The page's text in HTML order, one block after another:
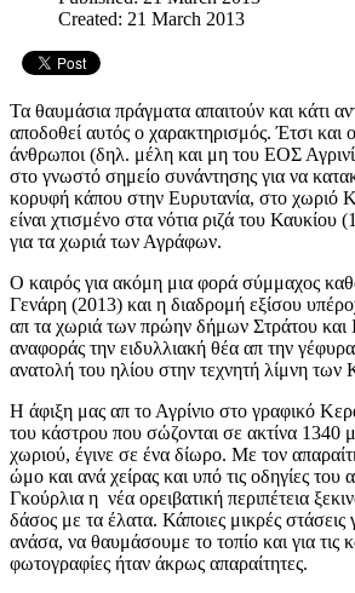
Created: 21 March 2013
Τα θαυμάσια πράγματα απαιτούν και κάτι
αποδοθεί αυτός ο χαρακτηρισμός. Έτσι και
άνθρωποι (δηλ. μέλη και μη του ΕΟΣ
στο γνωστό σημείο συνάντησης για να
κορυφή κάπου στην Ευρυτανία, στο χωριό
είναι χτισμένο στα νότια ριζά του
για τα χωριά των Αγράφων.
Ο καιρός για ακόμη μια φορά σύμμαχος
Γενάρη (2013) και η διαδρομή εξίσου
απ τα χωριά των πρώην δήμων Στράτου και
αναφοράς την ειδυλλιακή θέα απ την
ανατολή του ηλίου στην τεχνητή λίμνη
Η άφιξη μας απ το Αγρίνιο στο γραφικό
του κάστρου που σώζονται σε ακτίνα 1340
χωριού, έγινε σε ένα δίωρο. Με τον
ώμο και ανά χείρας και υπό τις οδηγίες
Γκούρλια η νέα ορειβατική περιπέτεια
δάσος με τα έλατα. Κάποιες μικρές
ανάσα, να θαυμάσουμε το τοπίο και για τις
φωτογραφίες ήταν άκρως απαραίτητες.